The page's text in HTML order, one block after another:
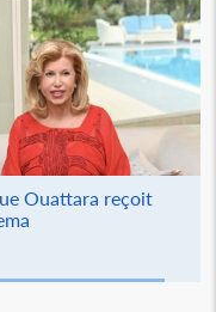
Ouattara reçoit